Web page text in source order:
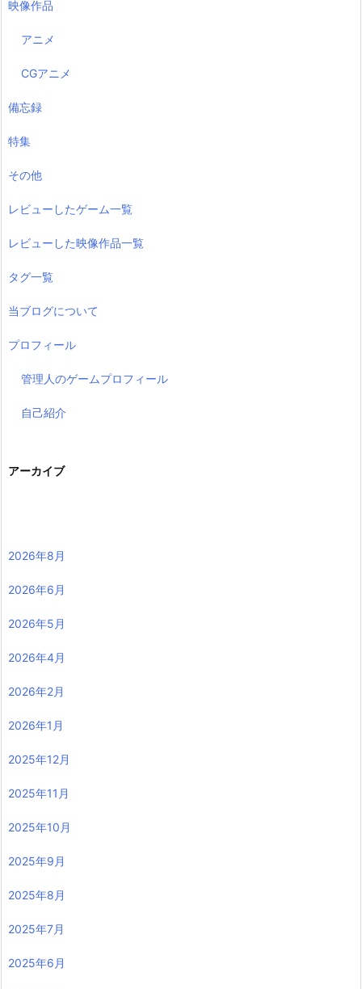
映像作品
アニメ
CGアニメ
備忘録
特集
その他
レビューしたゲーム一覧
レビューした映像作品一覧
タグ一覧
当ブログについて
プロフィール
管理人のゲームプロフィール
自己紹介
アーカイブ
2026年8月
2026年6月
2026年5月
2026年4月
2026年2月
2026年1月
2025年12月
2025年11月
2025年10月
2025年9月
2025年8月
2025年7月
2025年6月